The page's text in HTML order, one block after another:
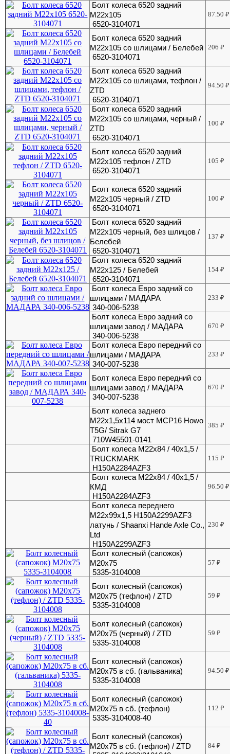
Болт колеса 6520 задний
М22х105
6520-3104071
87.50₽
Болт колеса 6520 задний
М22х105 со шлицами / Белебей
6520-3104071
206₽
Болт колеса 6520 задний
М22х105 со шлицами, тефлон /
ZTD
6520-3104071
94.50₽
Болт колеса 6520 задний
М22х105 со шлицами, черный /
ZTD
6520-3104071
100₽
Болт колеса 6520 задний
М22х105 тефлон / ZTD
6520-3104071
105₽
Болт колеса 6520 задний
М22х105 черный / ZTD
6520-3104071
100₽
Болт колеса 6520 задний
М22х105 черный, без шлицов /
Белебей
6520-3104071
137₽
Болт колеса 6520 задний
М22х125 / Белебей
6520-3104071
154₽
Болт колеса Евро задний со
шлицами / МАДАРА
340-006-5238
233₽
Болт колеса Евро задний со
шлицами завод / МАДАРА
340-006-5238
670₽
Болт колеса Евро передний со
шлицами / МАДАРА
340-007-5238
233₽
Болт колеса Евро передний со
шлицами завод / МАДАРА
340-007-5238
670₽
Болт колеса заднего
М22х1,5х114 мост MCP16 Howo
T5G/ Sitrak G7
710W45501-0141
385₽
Болт колеса М22х84 / 40х1,5 /
TRUCKMARK
H150A2284AZF3
115₽
Болт колеса М22х84 / 40х1,5 /
КМД
H150A2284AZF3
96.50₽
Болт колеса переднего
М22х99х1,5 H150A2299AZF3
латунь / Shaanxi Hande Axle Co.,
Ltd
H150A2299AZF3
230₽
Болт колесный (сапожок)
М20х75
5335-3104008
57₽
Болт колесный (сапожок)
М20х75 (тефлон) / ZTD
5335-3104008
59₽
Болт колесный (сапожок)
М20х75 (черный) / ZTD
5335-3104008
59₽
Болт колесный (сапожок)
М20х75 в сб. (гальваника)
5335-3104008
94.50₽
Болт колесный (сапожок)
М20х75 в сб. (тефлон)
5335-3104008-40
112₽
Болт колесный (сапожок)
М20х75 в сб. (тефлон) / ZTD
84₽